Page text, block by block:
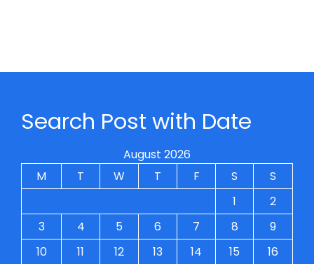
Search Post with Date
August 2026
M
T W T F S
S
1
2
3
4 5 6 7 8
9
10
11 12 13 14 15
16